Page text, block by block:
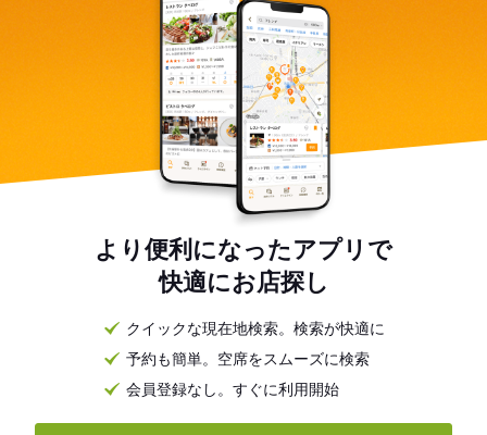
より便利になったアプリで
快適にお店探し
クイックな現在地検索。検索が快適に
予約も簡単。空席をスムーズに検索
会員登録なし。すぐに利用開始